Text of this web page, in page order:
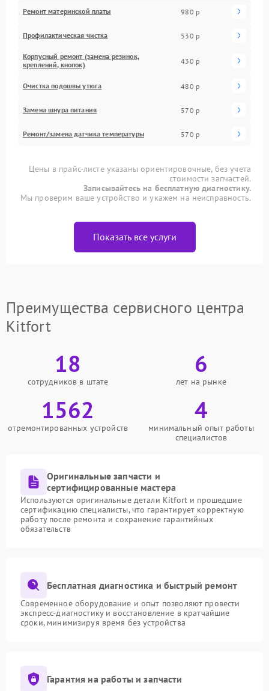
Ремонт материнской платы 980 р
Профилактическая чистка 530 р
Корпусный ремонт (замена резинок,
креплений, кнопок)
430 р
Очистка подошвы утюга 480 р
Замена шнура питания 570 р
Ремонт/замена датчика температуры 570 р
Цены в прайс-листе указаны ориентировочные, без учета
стоимости запчастей.
Записывайтесь на бесплатную диагностику.
Мы проверим ваше устройство и укажем на неисправность.
Показать все услуги
Преимущества сервисного центра
Kitfort
18
сотрудников в штате
6
лет на рынке
1562
отремонтированных устройств
4
минимальный опыт работы
специалистов
Оригинальные запчасти и
сертифицированные мастера
Используются оригинальные детали Kitfort и прошедшие
сертификацию специалисты, что гарантирует корректную
работу после ремонта и сохранение гарантийных
обязательств
Бесплатная диагностика и быстрый ремонт
Современное оборудование и опыт позволяют провести
экспресс-диагностику и восстановление в кратчайшие
сроки, минимизируя время без устройства
Гарантия на работы и запчасти